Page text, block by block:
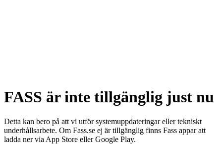
FASS är inte tillgänglig just nu
Detta kan bero på att vi utför systemuppdateringar eller tekniskt
underhållsarbete. Om Fass.se ej är tillgänglig finns Fass appar att
ladda ner via App Store eller Google Play.